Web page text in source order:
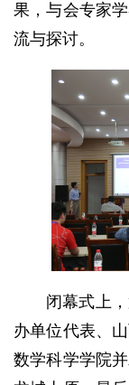
果，与会专家
流与探讨。
闭幕式上
办单位代表、
数学科学学院